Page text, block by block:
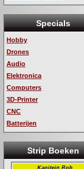
Specials
Hobby
Drones
Audio
Elektronica
Computers
3D-Printer
CNC
Batterijen
Strip Boeken
Kapitein Rob